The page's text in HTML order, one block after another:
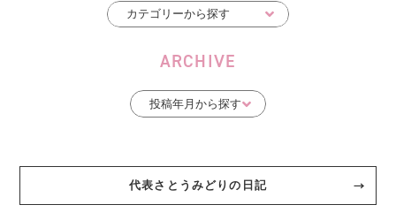
ARCHIVE
代表さとうみどりの日記